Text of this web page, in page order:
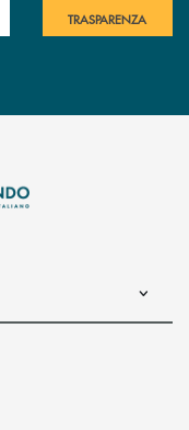
TRASPARENZA